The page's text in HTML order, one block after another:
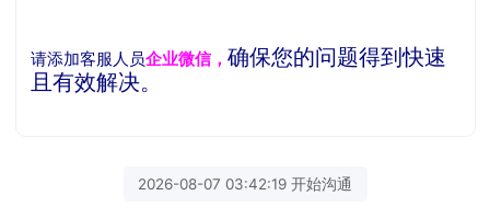
请添加客服人员企业微信，确保您的问题得到快速
且有效解决。
2026-08-07 03:42:19 开始沟通